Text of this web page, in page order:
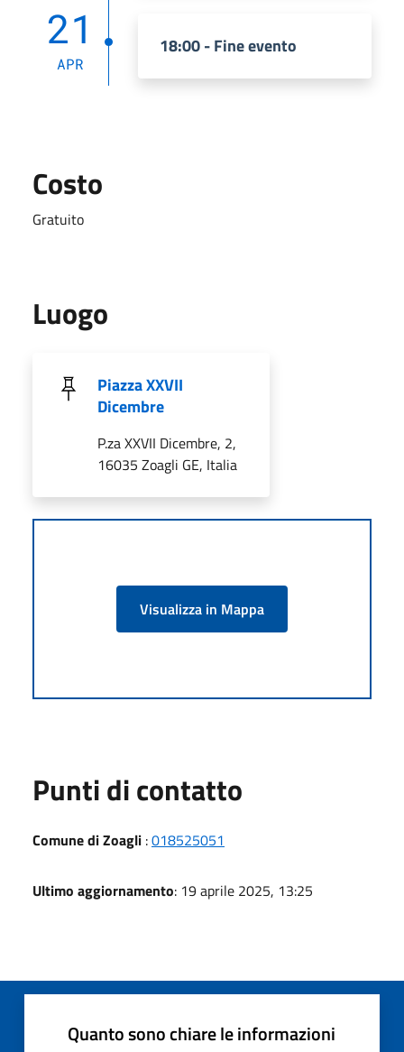
21
APR
18:00 - Fine evento
Costo
Gratuito
Luogo
Piazza XXVII
Dicembre
P.za XXVII Dicembre, 2,
16035 Zoagli GE, Italia
Visualizza in Mappa
Punti di contatto
Comune di Zoagli :018525051
Ultimo aggiornamento: 19 aprile 2025, 13:25
Quanto sono chiare le informazioni